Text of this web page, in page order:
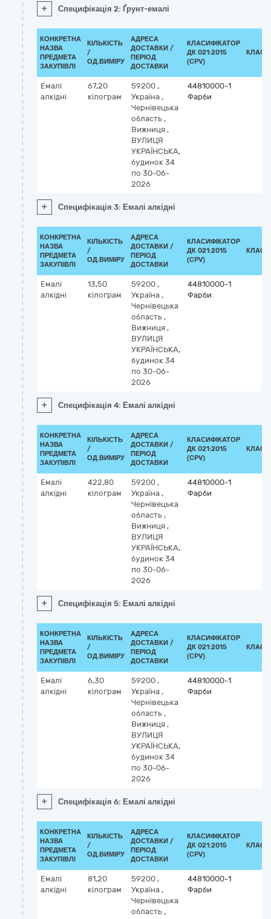
+ Специфікація 2: Ґрунт-емалі
КОНКРЕТНА
НАЗВА
ПРЕДМЕТА
ЗАКУПІВЛІ
КІЛЬКІСТЬ
/
ОД.ВИМІРУ
АДРЕСА
ДОСТАВКИ /
ПЕРІОД
ДОСТАВКИ
КЛАСИФІКАТОР
ДК 021:2015
(CPV)
Емалі
алкідні
67,20
кілограм
59200 ,
Україна ,
Чернівецька
область ,
Вижниця ,
ВУЛИЦЯ
УКРАЇНСЬКА,
будинок 34
по 30-06-
2026
44810000-1
Фарби
+ Специфікація 3: Емалі алкідні
КОНКРЕТНА
НАЗВА
ПРЕДМЕТА
ЗАКУПІВЛІ
КІЛЬКІСТЬ
/
ОД.ВИМІРУ
АДРЕСА
ДОСТАВКИ /
ПЕРІОД
ДОСТАВКИ
КЛАСИФІКАТОР
ДК 021:2015
(CPV)
Емалі
алкідні
13,50
кілограм
59200 ,
Україна ,
Чернівецька
область ,
Вижниця ,
ВУЛИЦЯ
УКРАЇНСЬКА,
будинок 34
по 30-06-
2026
44810000-1
Фарби
+ Специфікація 4: Емалі алкідні
КОНКРЕТНА
НАЗВА
ПРЕДМЕТА
ЗАКУПІВЛІ
КІЛЬКІСТЬ
/
ОД.ВИМІРУ
АДРЕСА
ДОСТАВКИ /
ПЕРІОД
ДОСТАВКИ
КЛАСИФІКАТОР
ДК 021:2015
(CPV)
Емалі
алкідні
422,80
кілограм
59200 ,
Україна ,
Чернівецька
область ,
Вижниця ,
ВУЛИЦЯ
УКРАЇНСЬКА,
будинок 34
по 30-06-
2026
44810000-1
Фарби
+ Специфікація 5: Емалі алкідні
КОНКРЕТНА
НАЗВА
ПРЕДМЕТА
ЗАКУПІВЛІ
КІЛЬКІСТЬ
/
ОД.ВИМІРУ
АДРЕСА
ДОСТАВКИ /
ПЕРІОД
ДОСТАВКИ
КЛАСИФІКАТОР
ДК 021:2015
(CPV)
Емалі
алкідні
6,30
кілограм
59200 ,
Україна ,
Чернівецька
область ,
Вижниця ,
ВУЛИЦЯ
УКРАЇНСЬКА,
будинок 34
по 30-06-
2026
44810000-1
Фарби
+ Специфікація 6: Емалі алкідні
КОНКРЕТНА
НАЗВА
ПРЕДМЕТА
ЗАКУПІВЛІ
КІЛЬКІСТЬ
/
ОД.ВИМІРУ
АДРЕСА
ДОСТАВКИ /
ПЕРІОД
ДОСТАВКИ
КЛАСИФІКАТОР
ДК 021:2015
(CPV)
Емалі
алкідні
81,20
кілограм
59200 ,
Україна ,
Чернівецька
область ,
44810000-1
Фарби